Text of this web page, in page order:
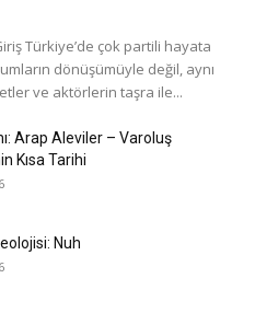
Türkiye’de çok partili hayata
dönüşümüyle değil, aynı
ve aktörlerin taşra ile...
Arap Aleviler – Varoluş
Kısa Tarihi
Nuh